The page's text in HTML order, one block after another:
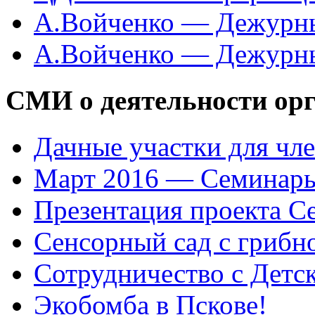
А.Войченко —
А.Войченко —
СМИ о деятельности
Дачные участки для
Март 2016 —
Презентация проекта
Сенсорный сад с
Сотрудничество с
Экобомба в Пскове!